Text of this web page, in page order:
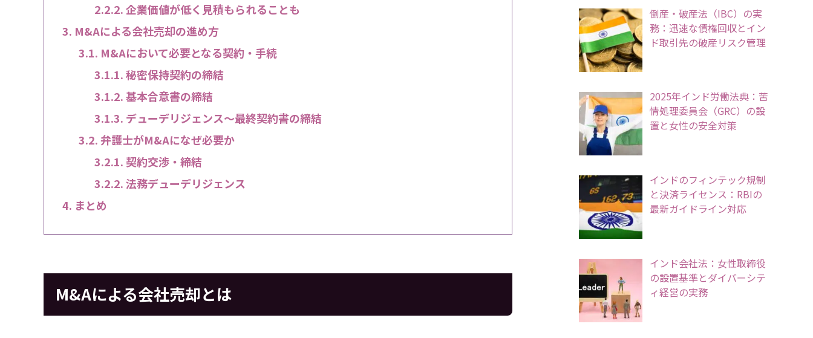
企業価値が低く見積もられることも
M&Aによる会社売却の進め方
M&Aにおいて必要となる契約・手続
秘密保持契約の締結
基本合意書の締結
デューデリジェンス〜最終契約書の締結
弁護士がM&Aになぜ必要か
契約交渉・締結
法務デューデリジェンス
まとめ
M&Aによる会社売却とは
倒産・破産法（IBC）の実
務：迅速な債権回収とイン
ド取引先の破産リスク管理
2025年インド労働法典：苦
情処理委員会（GRC）の設
置と女性の安全対策
インドのフィンテック規制
と決済ライセンス：RBIの
最新ガイドライン対応
インド会社法：女性取締役
の設置基準とダイバーシテ
ィ経営の実務